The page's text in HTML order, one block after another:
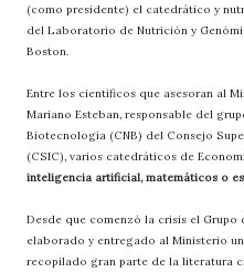
(como presidente) el catedrático y
del Laboratorio de Nutrición y
Boston.
Entre los científicos que asesoran al
Mariano Esteban, responsable del
Biotecnología (CNB) del Consejo
(CSIC), varios catedráticos de
inteligencia artificial, matemáticos o
Desde que comenzó la crisis el
elaborado y entregado al Ministerio
recopilado gran parte de la literatura